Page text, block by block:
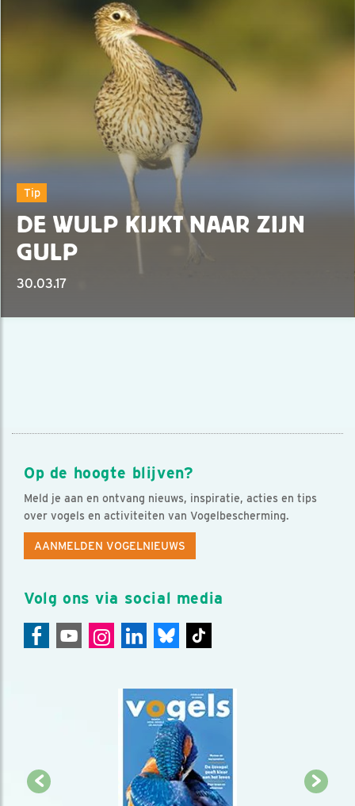
Tip
DE WULP KIJKT NAAR ZIJN
GULP
30.03.17
Op de hoogte blijven?
Meld je aan en ontvang nieuws, inspiratie, acties en tips
over vogels en activiteiten van Vogelbescherming.
AANMELDEN VOGELNIEUWS
Volg ons via social media